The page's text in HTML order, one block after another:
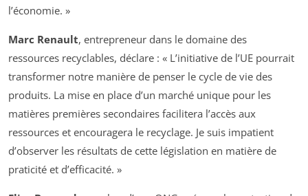
l’économie. »
Marc Renault, entrepreneur dans le domaine des
ressources recyclables, déclare : « L’initiative de l’UE pourrait
transformer notre manière de penser le cycle de vie des
produits. La mise en place d’un marché unique pour les
matières premières secondaires facilitera l’accès aux
ressources et encouragera le recyclage. Je suis impatient
d’observer les résultats de cette législation en matière de
praticité et d’efficacité. »